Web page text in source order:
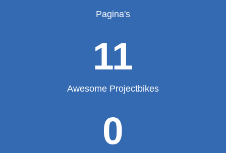
Pagina's
11
Awesome Projectbikes
0